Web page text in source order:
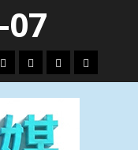
07
政
國
際
運
動
生
活